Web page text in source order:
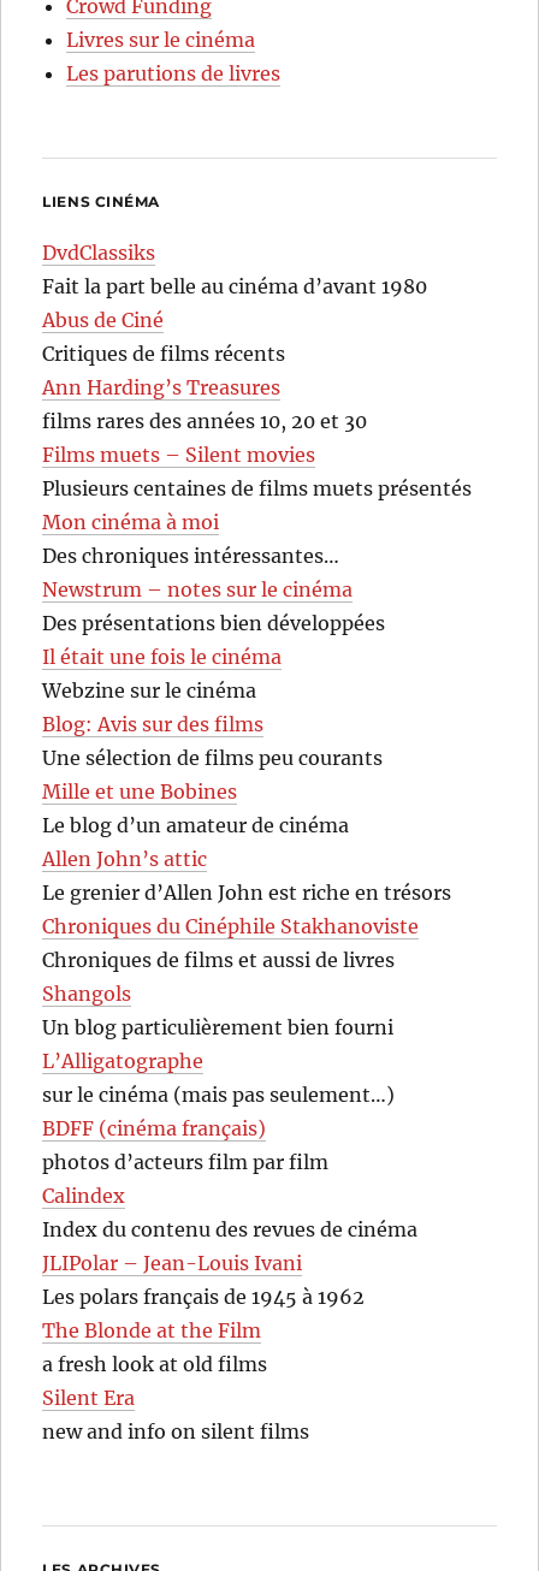
Crowd Funding
Livres sur le cinéma
Les parutions de livres
LIENS CINÉMA
DvdClassiks
Fait la part belle au cinéma d’avant 1980
Abus de Ciné
Critiques de films récents
Ann Harding’s Treasures
films rares des années 10, 20 et 30
Films muets – Silent movies
Plusieurs centaines de films muets présentés
Mon cinéma à moi
Des chroniques intéressantes…
Newstrum – notes sur le cinéma
Des présentations bien développées
Il était une fois le cinéma
Webzine sur le cinéma
Blog: Avis sur des films
Une sélection de films peu courants
Mille et une Bobines
Le blog d’un amateur de cinéma
Allen John’s attic
Le grenier d’Allen John est riche en trésors
Chroniques du Cinéphile Stakhanoviste
Chroniques de films et aussi de livres
Shangols
Un blog particulièrement bien fourni
L’Alligatographe
sur le cinéma (mais pas seulement…)
BDFF (cinéma français)
photos d’acteurs film par film
Calindex
Index du contenu des revues de cinéma
JLIPolar – Jean-Louis Ivani
Les polars français de 1945 à 1962
The Blonde at the Film
a fresh look at old films
Silent Era
new and info on silent films